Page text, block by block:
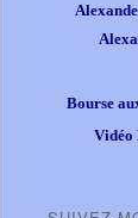
Bourse
Vidéo